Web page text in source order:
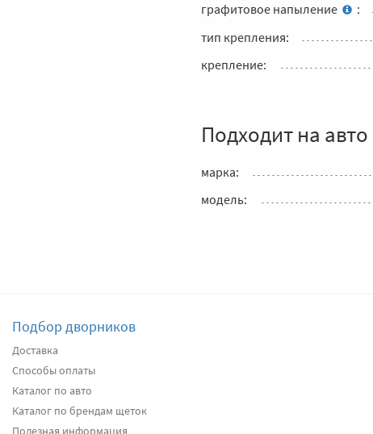
графитовое напыление
:
тип крепления:
крепление:
Подходит на авто
марка:
модель:
Подбор дворников
Доставка
Способы оплаты
Каталог по авто
Каталог по брендам щеток
Полезная информация